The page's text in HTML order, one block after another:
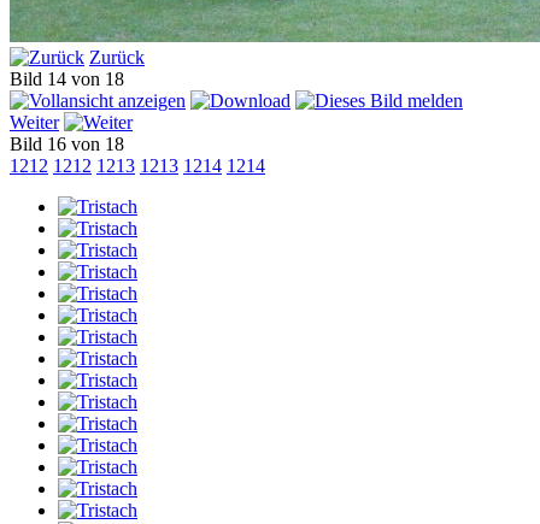
Zurück
Bild 14 von 18
Weiter
Bild 16 von 18
1212 1212 1213 1213 1214 1214